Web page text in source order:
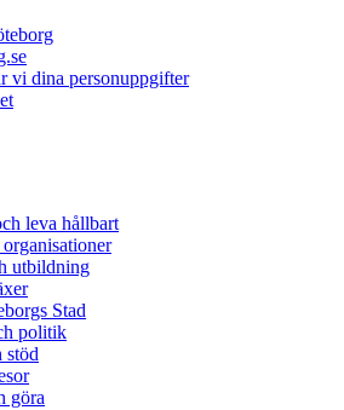
vi dina personuppgifter
leva hållbart
utbildning
Stad
politik
stöd
göra